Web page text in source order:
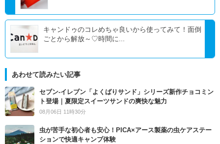
キャンドゥのコレめちゃ良いから使ってみて！面倒
ごとから解放～♡時間に...
あわせて読みたい記事
セブン‐イレブン「よくばりサンド」シリーズ新作チョコミン
ト登場｜夏限定スイーツサンドの爽快な魅力
08月06日 11時30分
虫が苦手な初心者も安心！PICA×アース製薬の虫ケアステー
ションで快適キャンプ体験